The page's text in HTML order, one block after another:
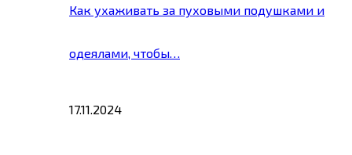
Как ухаживать за пуховыми подушками и
одеялами, чтобы…
17.11.2024